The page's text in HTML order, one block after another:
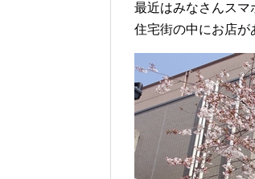
最近はみなさんスマ
住宅街の中にお店が